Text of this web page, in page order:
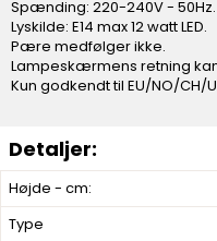
Højde - cm:
Type
Spænding: 220-240V - 50Hz.
Lyskilde: E14 max 12 watt LED.
Pære medfølger ikke.
Lampeskærmens retning
Kun godkendt til EU/NO/CH/